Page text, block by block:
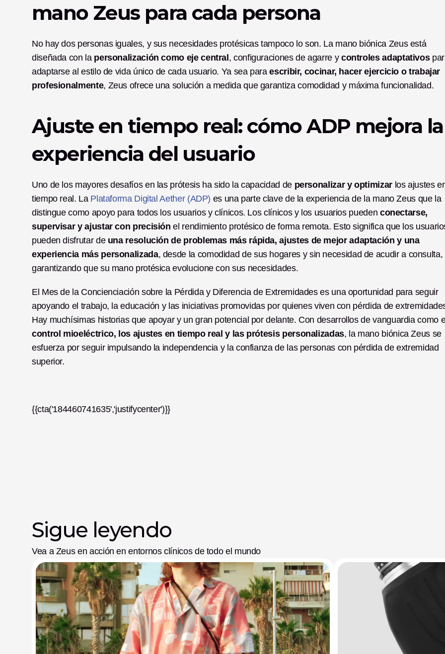
mano Zeus para cada persona
No hay dos personas iguales, y sus necesidades protésicas tampoco lo son. La mano biónica Zeus está
diseñada con la personalización como eje central , configuraciones de agarre y controles adaptativos
adaptarse al estilo de vida único de cada usuario. Ya sea para escribir, cocinar, hacer ejercicio o trabajar
profesionalmente, Zeus ofrece una solución a medida que garantiza comodidad y máxima funcionalidad.
Ajuste en tiempo real: cómo ADP mejora la
experiencia del usuario
Uno de los mayores desafíos en las prótesis ha sido la capacidad de personalizar y optimizar los ajustes
tiempo real. La Plataforma Digital Aether (ADP) es una parte clave de la experiencia de la mano Zeus que la
distingue como apoyo para todos los usuarios y clínicos. Los clínicos y los usuarios pueden conectarse,
supervisar y ajustar con precisión el rendimiento protésico de forma remota. Esto significa que los
pueden disfrutar de una resolución de problemas más rápida, ajustes de mejor adaptación y una
experiencia más personalizada, desde la comodidad de sus hogares y sin necesidad de acudir a consulta,
garantizando que su mano protésica evolucione con sus necesidades.
El Mes de la Concienciación sobre la Pérdida y Diferencia de Extremidades es una oportunidad para seguir
apoyando el trabajo, la educación y las iniciativas promovidas por quienes viven con pérdida de
control mioeléctrico, los ajustes en tiempo real y las prótesis personalizadas, la mano biónica Zeus se
esfuerza por seguir impulsando la independencia y la confianza de las personas con pérdida de extremidad
superior.
{{cta('184460741635','justifycenter')}}
Sigue leyendo
Vea a Zeus en acción en entornos clínicos de todo el mundo